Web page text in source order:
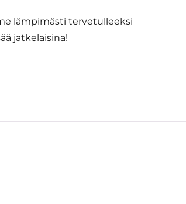
lämpimästi tervetulleeksi
jatkelaisina!